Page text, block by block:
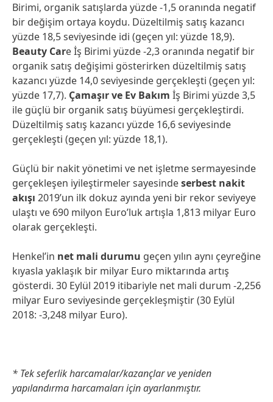
Birimi, organik satışlarda yüzde -1,5 oranında negatif
bir değişim ortaya koydu. Düzeltilmiş satış kazancı
yüzde 18,5 seviyesinde idi (geçen yıl: yüzde 18,9).
Beauty Care İş Birimi yüzde -2,3 oranında negatif bir
organik satış değişimi gösterirken düzeltilmiş satış
kazancı yüzde 14,0 seviyesinde gerçekleşti (geçen yıl:
yüzde 17,7). Çamaşır ve Ev Bakım İş Birimi yüzde 3,5
ile güçlü bir organik satış büyümesi gerçekleştirdi.
Düzeltilmiş satış kazancı yüzde 16,6 seviyesinde
gerçekleşti (geçen yıl: yüzde 18,1).
Güçlü bir nakit yönetimi ve net işletme sermayesinde
gerçekleşen iyileştirmeler sayesindeserbest nakit
akışı 2019’un ilk dokuz ayında yeni bir rekor seviyeye
ulaştı ve 690 milyon Euro’luk artışla 1,813 milyar Euro
olarak gerçekleşti.
Henkel’in net mali durumu geçen yılın aynı çeyreğine
kıyasla yaklaşık bir milyar Euro miktarında artış
gösterdi. 30 Eylül 2019 itibariyle net mali durum -2,256
milyar Euro seviyesinde gerçekleşmiştir (30 Eylül
2018: -3,248 milyar Euro).
* Tek seferlik harcamalar/kazançlar ve yeniden
yapılandırma harcamaları için ayarlanmıştır.